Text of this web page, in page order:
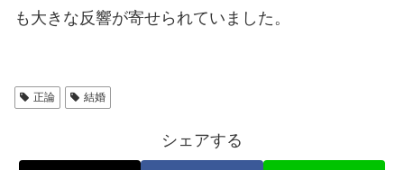
も大きな反響が寄せられていました。
正論 結婚
シェアする